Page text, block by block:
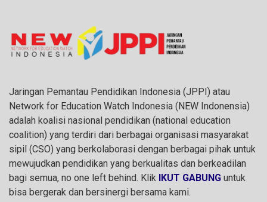
Jaringan Pemantau Pendidikan Indonesia (JPPI) atau
Network for Education Watch Indonesia (NEW Indonensia)
adalah koalisi nasional pendidikan (national education
coalition) yang terdiri dari berbagai organisasi masyarakat
sipil (CSO) yang berkolaborasi dengan berbagai pihak untuk
mewujudkan pendidikan yang berkualitas dan berkeadilan
bagi semua, no one left behind. Klik IKUT GABUNG untuk
bisa bergerak dan bersinergi bersama kami.